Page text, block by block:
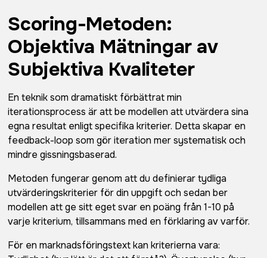
Scoring-Metoden:
Objektiva Mätningar av
Subjektiva Kvaliteter
En teknik som dramatiskt förbättrat min
iterationsprocess är att be modellen att utvärdera sina
egna resultat enligt specifika kriterier. Detta skapar en
feedback-loop som gör iteration mer systematisk och
mindre gissningsbaserad.
Metoden fungerar genom att du definierar tydliga
utvärderingskriterier för din uppgift och sedan ber
modellen att ge sitt eget svar en poäng från 1-10 på
varje kriterium, tillsammans med en förklaring av varför.
För en marknadsföringstext kan kriterierna vara: